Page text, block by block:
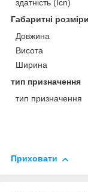
здатність (Icn)
Габаритні розміри
Довжина
Висота
Ширина
тип призначення
тип призначення
Приховати